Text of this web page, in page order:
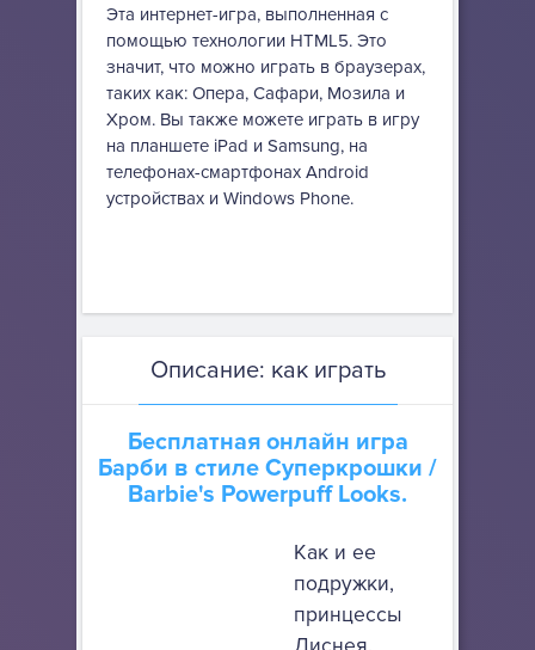
Эта интернет-игра, выполненная с
помощью технологии HTML5. Это
значит, что можно играть в браузерах,
таких как: Опера, Сафари, Мозила и
Хром. Вы также можете играть в игру
на планшете iPad и Samsung, на
телефонах-смартфонах Android
устройствах и Windows Phone.
Описание: как играть
Бесплатная онлайн игра
Барби в стиле Суперкрошки /
Barbie's Powerpuff Looks.
Как и ее
подружки,
принцессы